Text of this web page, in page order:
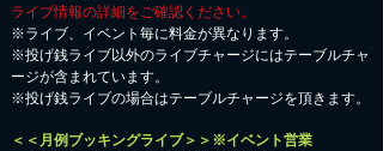
ライブ情報の詳細をご確認ください。
※ライブ、イベント毎に料金が異なります。
※投げ銭ライブ以外のライブチャージにはテーブルチャ
ージが含まれています。
※投げ銭ライブの場合はテーブルチャージを頂きます。
＜＜月例ブッキングライブ＞＞※イベント営業